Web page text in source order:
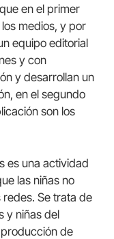
en el primer
medios, y por
equipo editorial
y con
y desarrollan un
en el segundo
son los
es una actividad
las niñas no
redes. Se trata de
y niñas del
de